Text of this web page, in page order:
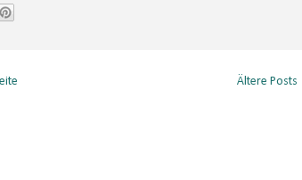
Ältere Posts